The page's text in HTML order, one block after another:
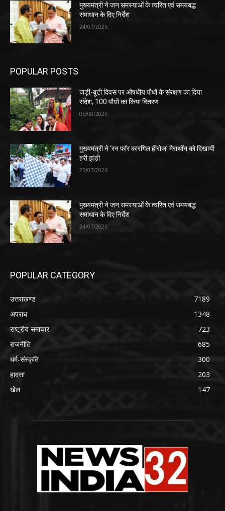
मुख्यमंत्री ने जन समस्याओं के त्वरित एवं समयबद्ध
समाधान के दिए निर्देश
24/07/2026
POPULAR POSTS
जड़ी-बूटी दिवस पर औषधीय पौधों के संरक्षण का दिया
संदेश, 100 पौधों का किया वितरण
05/08/2026
मुख्यमंत्री ने ‘रन फॉर कारगिल हीरोज’ मैराथॉन को दिखायी
हरी झंडी
25/07/2026
मुख्यमंत्री ने जन समस्याओं के त्वरित एवं समयबद्ध
समाधान के दिए निर्देश
24/07/2026
POPULAR CATEGORY
उत्तराखण्ड
7189
अपराध
1348
राष्ट्रीय समाचार
723
राजनीति
685
धर्म-संस्कृति
300
हादसा
203
खेल
147